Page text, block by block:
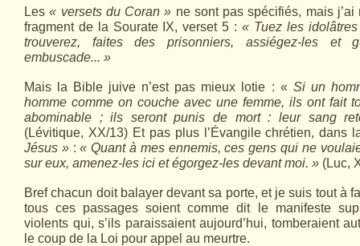
Les« versets du Coran » ne sont pas spécifiés, mais
fragment de la Sourate IX, verset 5 : « Tuez les
trouverez, faites des prisonniers, assiégez-les et
embuscade... »
Mais la Bible juive n’est pas mieux lotie : « Si un
homme comme on couche avec une femme, ils ont fait
abominable ; ils seront punis de mort : leur sang
(Lévitique, XX/13) Et pas plus l’Évangile chrétien, dans
Jésus »:« Quant à mes ennemis, ces gens qui ne
sur eux, amenez-les ici et égorgez-les devant moi. » (Luc,
Bref chacun doit balayer devant sa porte, et je suis tout à
tous ces passages soient comme dit le manifeste
violents qui, s’ils paraissaient aujourd’hui, tomberaient
le coup de la Loi pour appel au meurtre.